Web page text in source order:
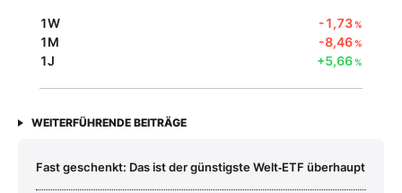
1W -1,73%
1M -8,46%
1J +5,66%
WEITERFÜHRENDE BEITRÄGE
Fast geschenkt: Das ist der günstigste Welt‑ETF überhaupt